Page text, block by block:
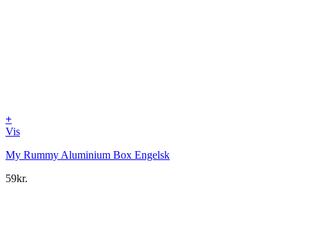
+
Vis
My Rummy Aluminium Box Engelsk
59kr.